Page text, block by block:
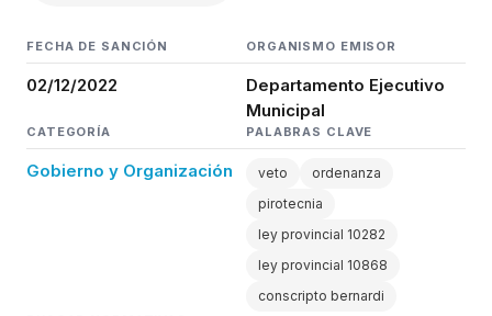
FECHA DE SANCIÓN
02/12/2022
ORGANISMO EMISOR
Departamento Ejecutivo
Municipal
CATEGORÍA
Gobierno y Organización
PALABRAS CLAVE
veto
ordenanza
pirotecnia
ley provincial 10282
ley provincial 10868
conscripto bernardi